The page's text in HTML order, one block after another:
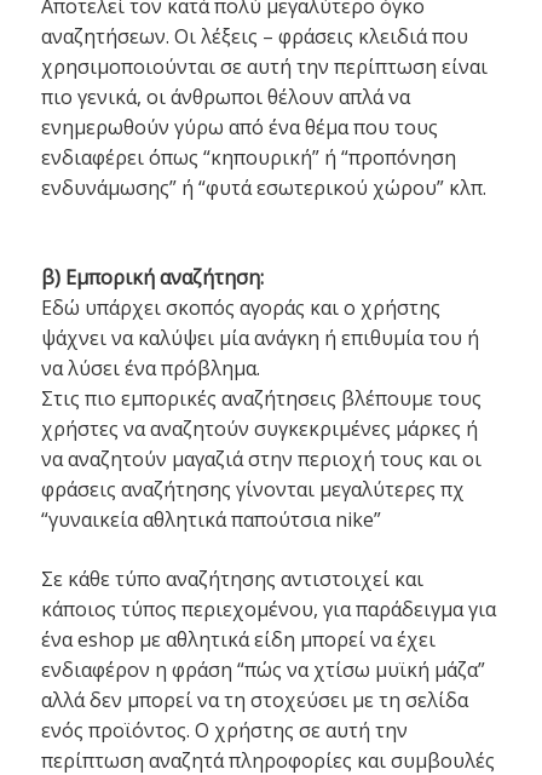
Αποτελεί τον κατά πολύ μεγαλύτερο όγκο
αναζητήσεων. Οι λέξεις – φράσεις κλειδιά που
χρησιμοποιούνται σε αυτή την περίπτωση είναι
πιο γενικά, οι άνθρωποι θέλουν απλά να
ενημερωθούν γύρω από ένα θέμα που τους
ενδιαφέρει όπως “κηπουρική” ή “προπόνηση
ενδυνάμωσης” ή “φυτά εσωτερικού χώρου” κλπ.
β) Εμπορική αναζήτηση:
Εδώ υπάρχει σκοπός αγοράς και ο χρήστης
ψάχνει να καλύψει μία ανάγκη ή επιθυμία του ή
να λύσει ένα πρόβλημα.
Στις πιο εμπορικές αναζήτησεις βλέπουμε τους
χρήστες να αναζητούν συγκεκριμένες μάρκες ή
να αναζητούν μαγαζιά στην περιοχή τους και οι
φράσεις αναζήτησης γίνονται μεγαλύτερες πχ
“γυναικεία αθλητικά παπούτσια nike”
Σε κάθε τύπο αναζήτησης αντιστοιχεί και
κάποιος τύπος περιεχομένου, για παράδειγμα για
ένα eshop με αθλητικά είδη μπορεί να έχει
ενδιαφέρον η φράση “πώς να χτίσω μυϊκή μάζα”
αλλά δεν μπορεί να τη στοχεύσει με τη σελίδα
ενός προϊόντος. Ο χρήστης σε αυτή την
περίπτωση αναζητά πληροφορίες και συμβουλές